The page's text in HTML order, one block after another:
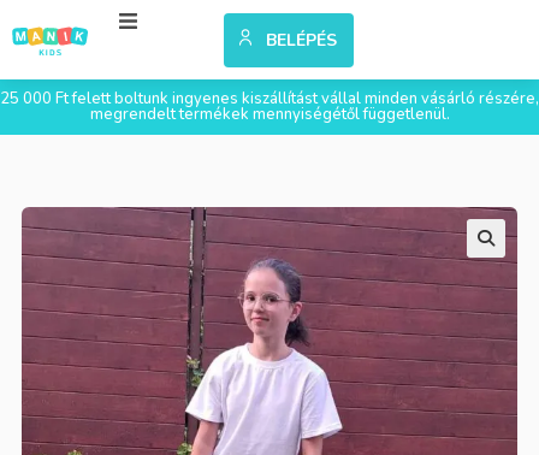
BELÉPÉS
25 000 Ft felett boltunk ingyenes kiszállítást vállal minden vásárló részére,
megrendelt termékek mennyiségétől függetlenül.